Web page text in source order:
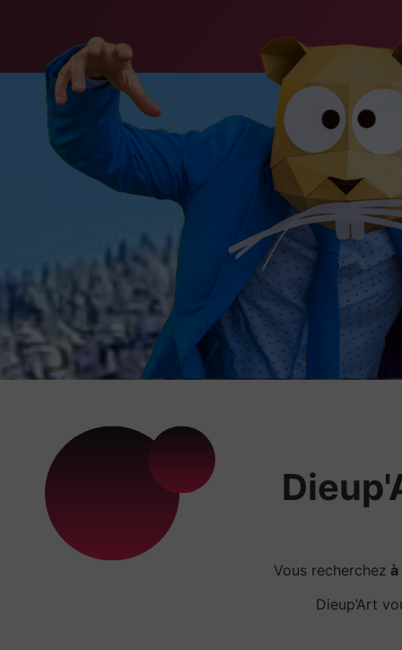
Vous recherchez
Dieup’Art